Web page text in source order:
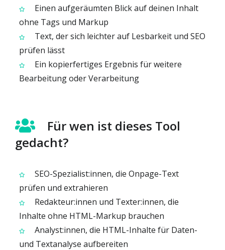
Einen aufgeräumten Blick auf deinen Inhalt
ohne Tags und Markup
Text, der sich leichter auf Lesbarkeit und SEO
prüfen lässt
Ein kopierfertiges Ergebnis für weitere
Bearbeitung oder Verarbeitung
Für wen ist dieses Tool
gedacht?
SEO-Spezialist:innen, die Onpage-Text
prüfen und extrahieren
Redakteur:innen und Texter:innen, die
Inhalte ohne HTML-Markup brauchen
Analyst:innen, die HTML-Inhalte für Daten-
und Textanalyse aufbereiten